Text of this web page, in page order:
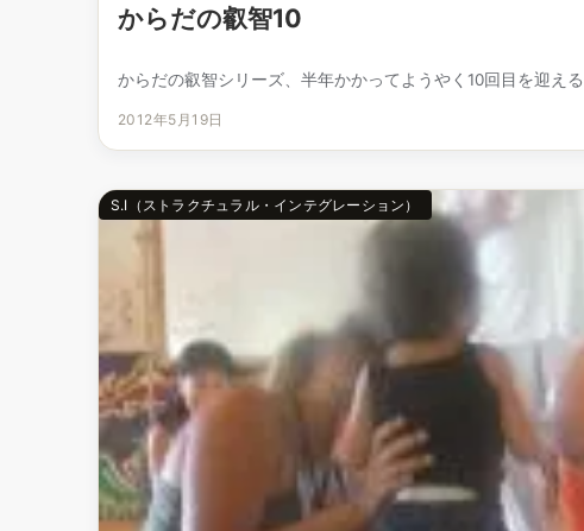
からだの叡智10
からだの叡智シリーズ、半年かかってようやく10回目を迎え
2012年5月19日
S.I（ストラクチュラル・インテグレーション）